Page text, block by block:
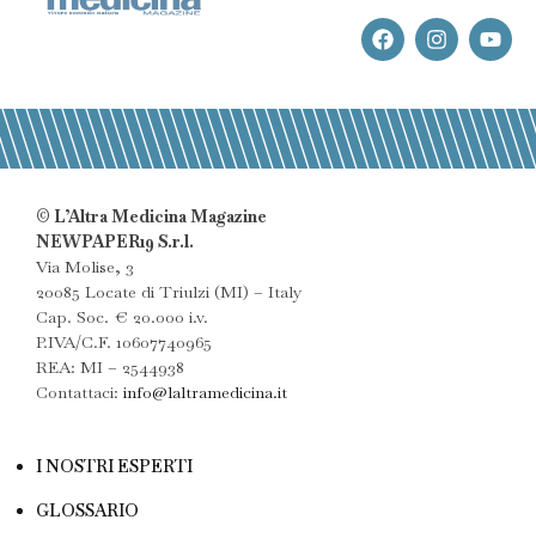
© L’Altra Medicina Magazine
NEWPAPER19 S.r.l.
Via Molise, 3
20085 Locate di Triulzi (MI) – Italy
Cap. Soc. € 20.000 i.v.
P.IVA/C.F. 10607740965
REA: MI – 2544938
Contattaci: info@laltramedicina.it
I NOSTRI ESPERTI
GLOSSARIO